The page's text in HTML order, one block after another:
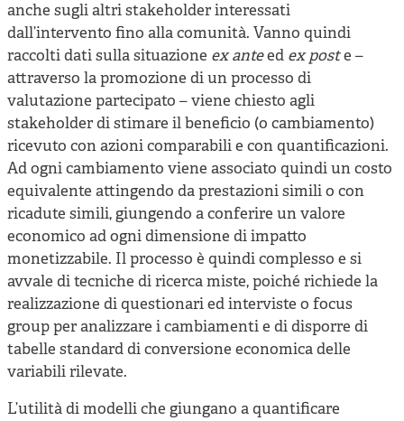
anche sugli altri stakeholder interessati
dall’intervento fino alla comunità. Vanno quindi
raccolti dati sulla situazione ex anteed ex poste –
attraverso la promozione di un processo di
valutazione partecipato – viene chiesto agli
stakeholder di stimare il beneficio (o cambiamento)
ricevuto con azioni comparabili e con quantificazioni.
Ad ogni cambiamento viene associato quindi un costo
equivalente attingendo da prestazioni simili o con
ricadute simili, giungendo a conferire un valore
economico ad ogni dimensione di impatto
monetizzabile. Il processo è quindi complesso e si
avvale di tecniche di ricerca miste, poiché richiede la
realizzazione di questionari ed interviste o focus
group per analizzare i cambiamenti e di disporre di
tabelle standard di conversione economica delle
variabili rilevate.
L’utilità di modelli che giungano a quantificare